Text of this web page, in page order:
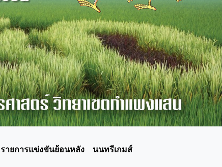
รายการแข่งขันย้อนหลัง นนทรีเกมส์